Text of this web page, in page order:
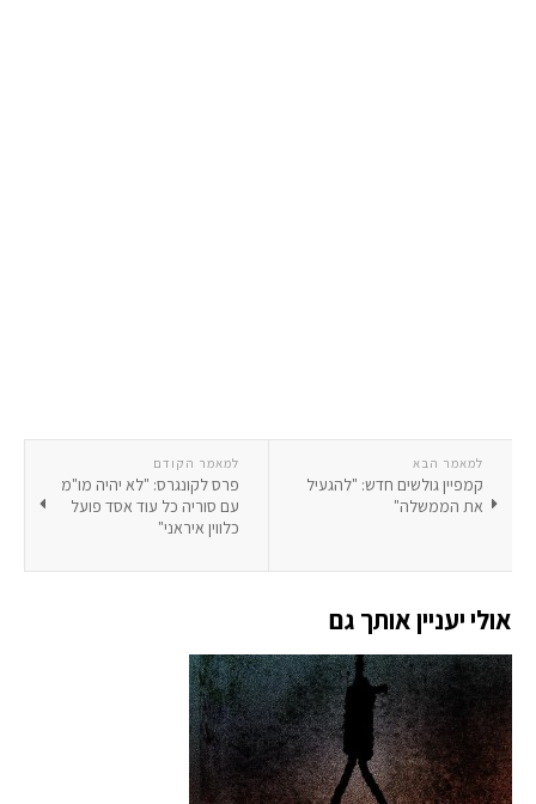
למאמר הקודם
פרס לקונגרס: "לא יהיה מו"מ
עם סוריה כל עוד אסד פועל
כלווין איראני"
למאמר הבא
קמפיין גולשים חדש: "להגעיל
את הממשלה"
אולי יעניין אותך גם